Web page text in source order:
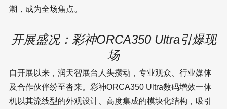
潮，成为全场焦点。
开展盛况：彩神ORCA350 Ultra引爆现
场
自开展以来，润天智展台人头攒动，专业观众、行业媒体
及合作伙伴纷至沓来。彩神ORCA350 Ultra数码增效一体
机以其流线型的外观设计、高度集成的模块化结构，吸引